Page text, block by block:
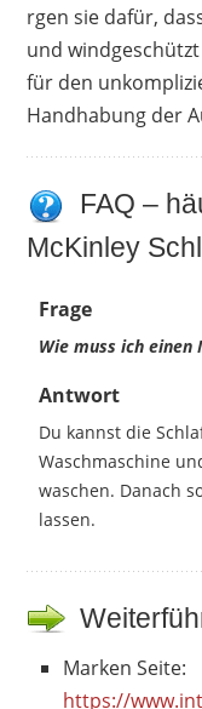
rgen sie dafür,
und
für den
Handhabung der
FAQ –
McKinley
Frage
Wie muss ich einen
Antwort
Du kannst die
Waschmaschine
waschen. Danach
lassen.
Marken Seite:
https://